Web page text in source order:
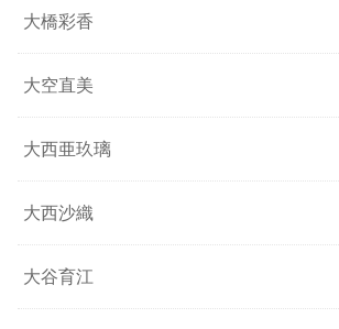
大橋彩香
大空直美
大西亜玖璃
大西沙織
大谷育江